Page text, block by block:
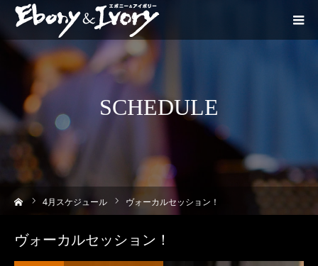
SCHEDULE
4月スケジュール ヴォーカルセッション！
ヴォーカルセッション！